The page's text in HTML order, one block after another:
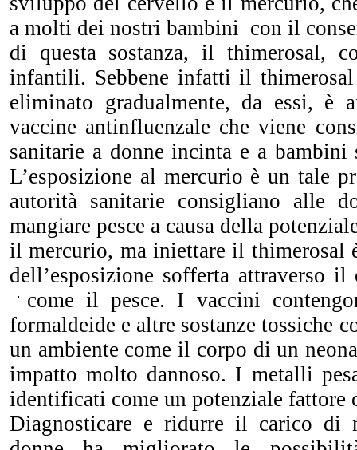
a molti dei nostri bambini con il
di questa sostanza, il thimerosal,
infantili. Sebbene infatti il
eliminato gradualmente, da essi, è
vaccine antinfluenzale che viene
sanitarie a donne incinta e a
L’esposizione al mercurio è un tale
autorità sanitarie consigliano alle
mangiare pesce a causa della
il mercurio, ma iniettare il thimerosal
dell’esposizione sofferta attraverso
come il pesce. I vaccini
formaldeide e altre sostanze tossiche
un ambiente come il corpo di un
impatto molto dannoso. I metalli
identificati come un potenziale
Diagnosticare e ridurre il carico di